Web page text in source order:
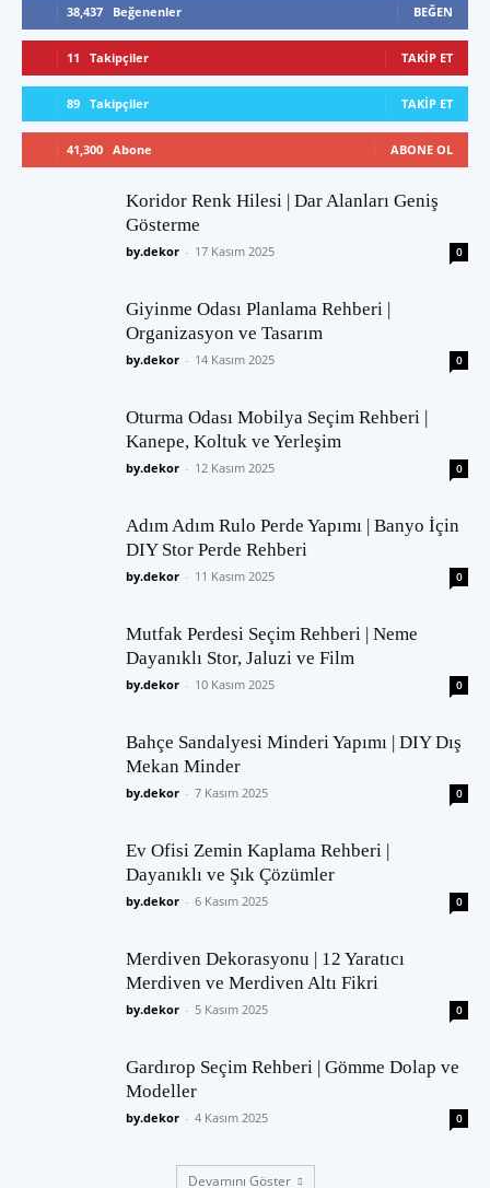
38,437 Beğenenler BEĞEN
11 Takipçiler TAKIP ET
89 Takipçiler TAKIP ET
41,300 Abone ABONE OL
Koridor Renk Hilesi | Dar Alanları Geniş
Gösterme
by.dekor - 17 Kasım 2025 0
Giyinme Odası Planlama Rehberi |
Organizasyon ve Tasarım
by.dekor - 14 Kasım 2025 0
Oturma Odası Mobilya Seçim Rehberi |
Kanepe, Koltuk ve Yerleşim
by.dekor - 12 Kasım 2025 0
Adım Adım Rulo Perde Yapımı | Banyo İçin
DIY Stor Perde Rehberi
by.dekor - 11 Kasım 2025 0
Mutfak Perdesi Seçim Rehberi | Neme
Dayanıklı Stor, Jaluzi ve Film
by.dekor - 10 Kasım 2025 0
Bahçe Sandalyesi Minderi Yapımı | DIY Dış
Mekan Minder
by.dekor - 7 Kasım 2025 0
Ev Ofisi Zemin Kaplama Rehberi |
Dayanıklı ve Şık Çözümler
by.dekor - 6 Kasım 2025 0
Merdiven Dekorasyonu | 12 Yaratıcı
Merdiven ve Merdiven Altı Fikri
by.dekor - 5 Kasım 2025 0
Gardırop Seçim Rehberi | Gömme Dolap ve
Modeller
by.dekor - 4 Kasım 2025 0
Devamını Göster